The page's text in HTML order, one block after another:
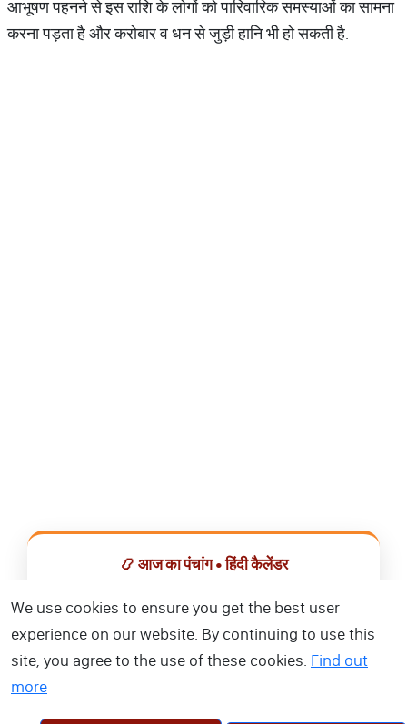
आभूषण पहनने से इस राशि के लोगों को पारिवारिक समस्याओं का सामना
करना पड़ता है और करोबार व धन से जुड़ी हानि भी हो सकती है.
📿 आज का पंचांग • हिंदी कैलेंडर
📅 हिंदी कैलेंडर ऐप डाउनलोड करें
We use cookies to ensure you get the best user
experience on our website. By continuing to use this
site, you agree to the use of these cookies. Find out
more